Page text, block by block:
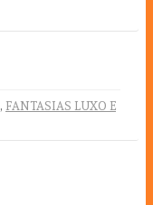
, FANTASIAS LUXO E